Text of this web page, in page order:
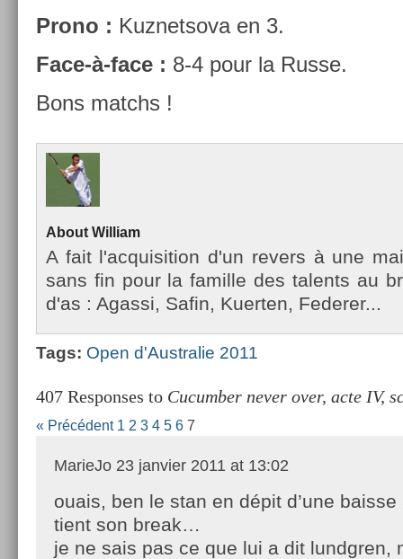
Prono : Kuz­netsova en 3.
Face-à-face : 8-4 pour la Russe.
Bons matchs !
About Wil­liam
A fait l'ac­quisi­tion d'un re­v­ers à une
sans fin pour la famil­le des talents au
d'as : Agas­si, Safin, Kuert­en, Feder­er...
Tags: Open d'Australie 2011
407 Responses to Cucumber never over, acte IV,
« Précédent 1 2 3 4 5 6 7
MarieJo 23 janvier 2011 at 13:02
ouais, ben le stan en dépit d’une
tient son break…
je ne sais pas ce que lui a dit lundgren,